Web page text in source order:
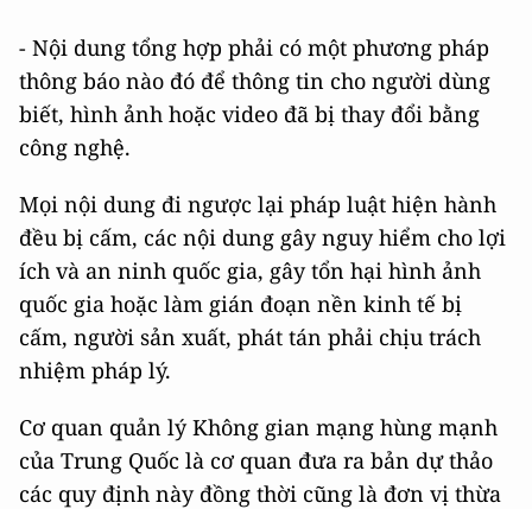
- Nội dung tổng hợp phải có một phương pháp
thông báo nào đó để thông tin cho người dùng
biết, hình ảnh hoặc video đã bị thay đổi bằng
công nghệ.
Mọi nội dung đi ngược lại pháp luật hiện hành
đều bị cấm, các nội dung gây nguy hiểm cho lợi
ích và an ninh quốc gia, gây tổn hại hình ảnh
quốc gia hoặc làm gián đoạn nền kinh tế bị
cấm, người sản xuất, phát tán phải chịu trách
nhiệm pháp lý.
Cơ quan quản lý Không gian mạng hùng mạnh
của Trung Quốc là cơ quan đưa ra bản dự thảo
các quy định này đồng thời cũng là đơn vị thừa